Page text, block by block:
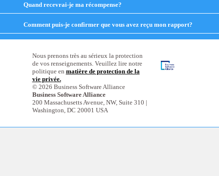
Quand recevrai-je ma récompense?
to
contents
Comment puis-je confirmer que vous avez reçu mon rapport?
to
expand
Nous prenons très au sérieux la protection
de vos renseignements. Veuillez lire notre
politique en matière de protection de la
vie privée.
© 2026 Business Software Alliance
Business Software Alliance
200 Massachusetts Avenue, NW, Suite 310 |
Washington, DC 20001 USA